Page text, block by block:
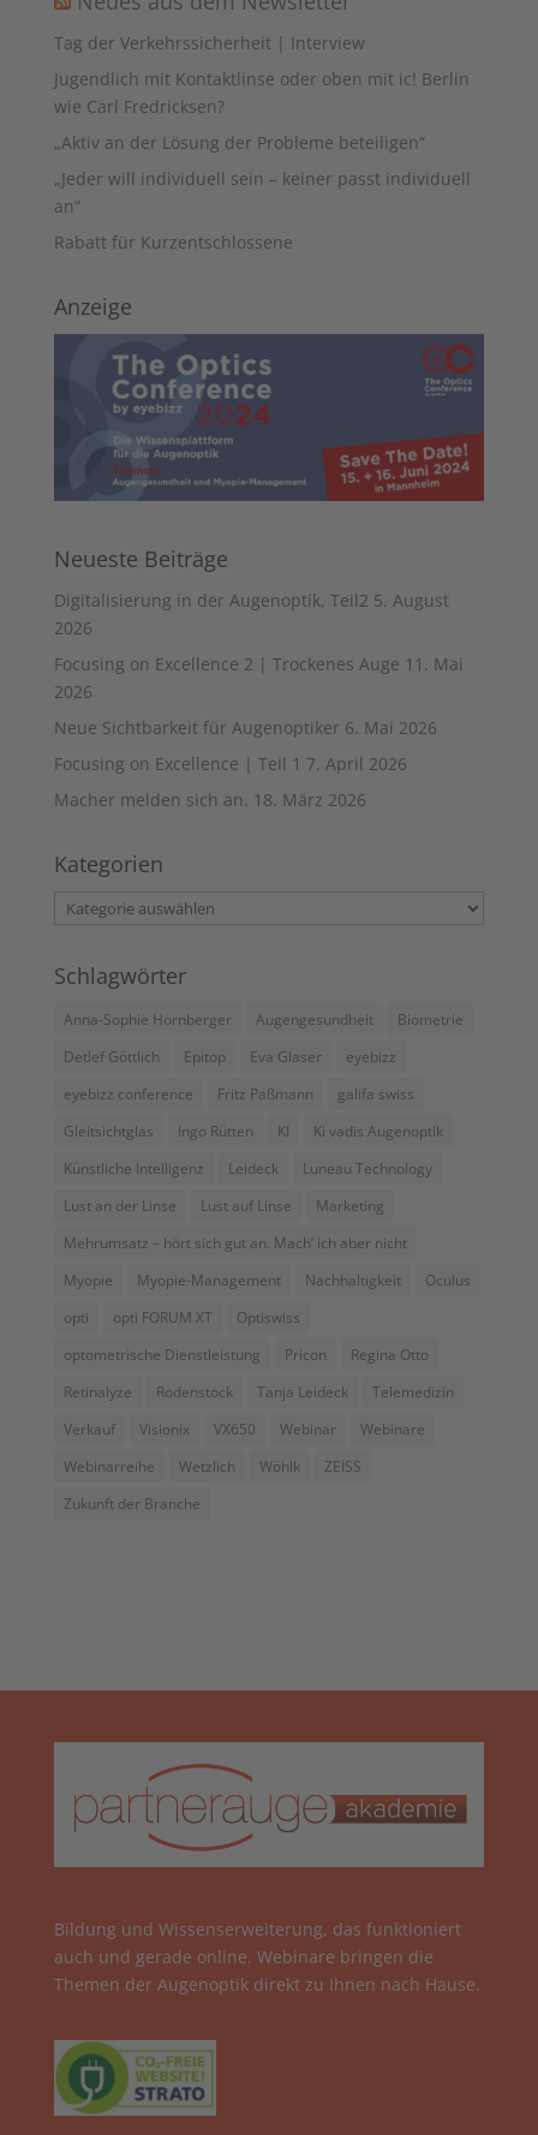
Tag der Verkehrssicherheit | Interview
Jugendlich mit Kontaktlinse oder oben mit ic! Berlin
wie Carl Fredricksen?
„Aktiv an der Lösung der Probleme beteiligen“
„Jeder will individuell sein – keiner passt individuell
an“
Rabatt für Kurzentschlossene
Anzeige
Neueste Beiträge
Digitalisierung in der Augenoptik, Teil2 5. August
2026
Focusing on Excellence 2 | Trockenes Auge 11. Mai
2026
Neue Sichtbarkeit für Augenoptiker 6. Mai 2026
Focusing on Excellence | Teil 1 7. April 2026
Macher melden sich an. 18. März 2026
Kategorien
Kategorien
Schlagwörter
Anna-Sophie Hornberger Augengesundheit
Biometrie
Detlef Göttlich
Epitop Eva Glaser
eyebizz
eyebizz conference
Fritz Paßmann
galifa swiss
Gleitsichtglas
Ingo Rütten KI
Ki vadis Augenoptik
Künstliche Intelligenz
Leideck
Luneau Technology
Lust an der Linse
Lust auf Linse
Marketing
Mehrumsatz – hört sich gut an. Mach’ ich aber nicht
Myopie
Myopie-Management Nachhaltigkeit
Oculus
opti
opti FORUM XT
Optiswiss
optometrische Dienstleistung
Pricon
Regina Otto
Retinalyze
Rodenstock Tanja Leideck
Telemedizin
Verkauf
Visionix VX650 Webinar
Webinare
Webinarreihe
Wetzlich Wöhlk
ZEISS
Zukunft der Branche
Bildung und Wissenserweiterung, das funktioniert
auch und gerade online. Webinare bringen die
Themen der Augenoptik direkt zu Ihnen nach Hause.